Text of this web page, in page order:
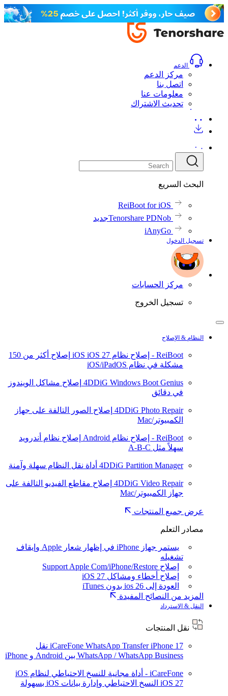
الدعم
مركز الدعم
اتصل بنا
معلومات عنا
تحديث الاشتراك
البحث السريع
ReiBoot for iOS
Tenorshare PDNobجديد
iAnyGo
تسجيل الدخول
مركز الحسابات
تسجيل الخروج
النظام & الإصلاح
ReiBoot - إصلاح نظام iOS iOS 27
إصلاح أكثر من 150
مشكلة في نظام iOS/iPadOS
4DDiG Windows Boot Genius إصلاح مشاكل الويندوز
في دقائق
4DDiG Photo Repair إصلاح الصور التالفة على جهاز
الكمبيوتر/Mac
ReiBoot - إصلاح نظام Android
إصلاح نظام أندرويد
سهلاً مثل A-B-C
4DDiG Partition Manager أداة نقل النظام سهلة وآمنة
4DDiG Video Repair إصلاح مقاطع الفيديو التالفة على
جهاز الكمبيوتر/Mac
عرض جميع المنتجات
مصادر التعلم
يستمر جهاز iPhone في إظهار شعار Apple وإيقاف
تشغيله
إصلاح Support Apple Com/iPhone/Restore
إصلاح أخطاء ومشاكل iOS 27
العودة إلى ios 26 بدون iTunes
المزيد من النصائح المفيدة
النقل & الاسترداد
نقل المنتجات
iCareFone WhatsApp TransferiPhone 17
نقل
WhatsApp / WhatsApp Business بين Android و iPhone
iCareFone - أداة مجانية للنسخ الاحتياطي لنظام iOS
iOS 27 النسخ الاحتياطي وإدارة بيانات iOS بسهولة